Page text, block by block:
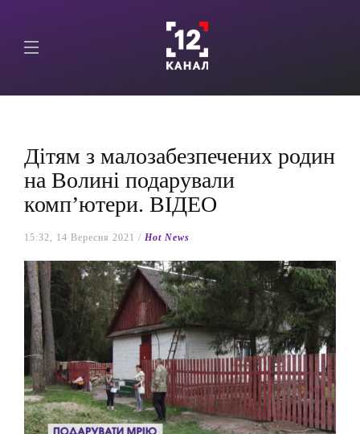
Дітям з малозабезпечених родин
на Волині подарували
комп’ютери. ВІДЕО
15:32, 14 Вересня 2021 / Hot News